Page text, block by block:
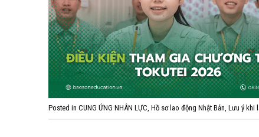
Posted in CUNG ỨNG NHÂN LỰC, Hồ sơ lao động Nhật Bản, Lưu ý khi